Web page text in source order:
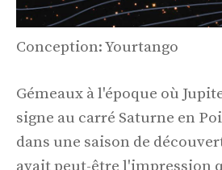
Conception: Yourtango
Gémeaux à l'époque où
signe au carré Saturne en
dans une saison de